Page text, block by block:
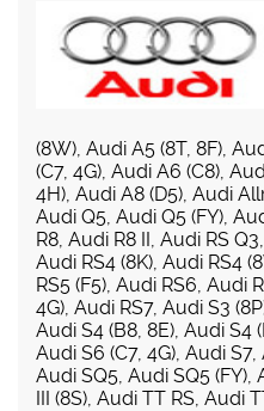
(8W), Audi A5 (8T, 8F),
(C7, 4G), Audi A6 (C8),
4H), Audi A8 (D5), Audi
Audi Q5, Audi Q5 (FY),
R8, Audi R8 II, Audi RS Q3,
Audi RS4 (8K), Audi RS4
RS5 (F5), Audi RS6, Audi
4G), Audi RS7, Audi S3
Audi S4 (B8, 8E), Audi S4
Audi S6 (C7, 4G), Audi S7,
Audi SQ5, Audi SQ5 (FY),
III (8S), Audi TT RS, Audi